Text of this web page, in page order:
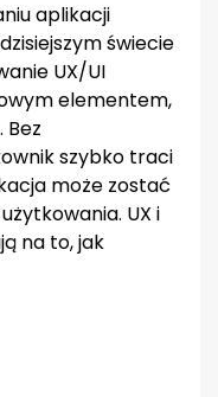
aplikacji
świecie
UX/UI
elementem,
Bez
szybko traci
może zostać
UX i
na to, jak